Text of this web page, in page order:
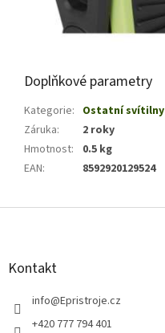
Doplňkové parametry
Kategorie: Ostatní svítilny
Záruka:
2 roky
Hmotnost:
0.5 kg
EAN: 8592920129524
Z
Kontakt
info@Epristroje.cz
+420 777 794 401